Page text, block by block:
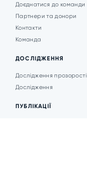
Доєднатися до команди
Партнери та донори
Контакти
Команда
ДОСЛІДЖЕННЯ
Дослідження прозорості
Дослідження
ПУБЛІКАЦІЇ